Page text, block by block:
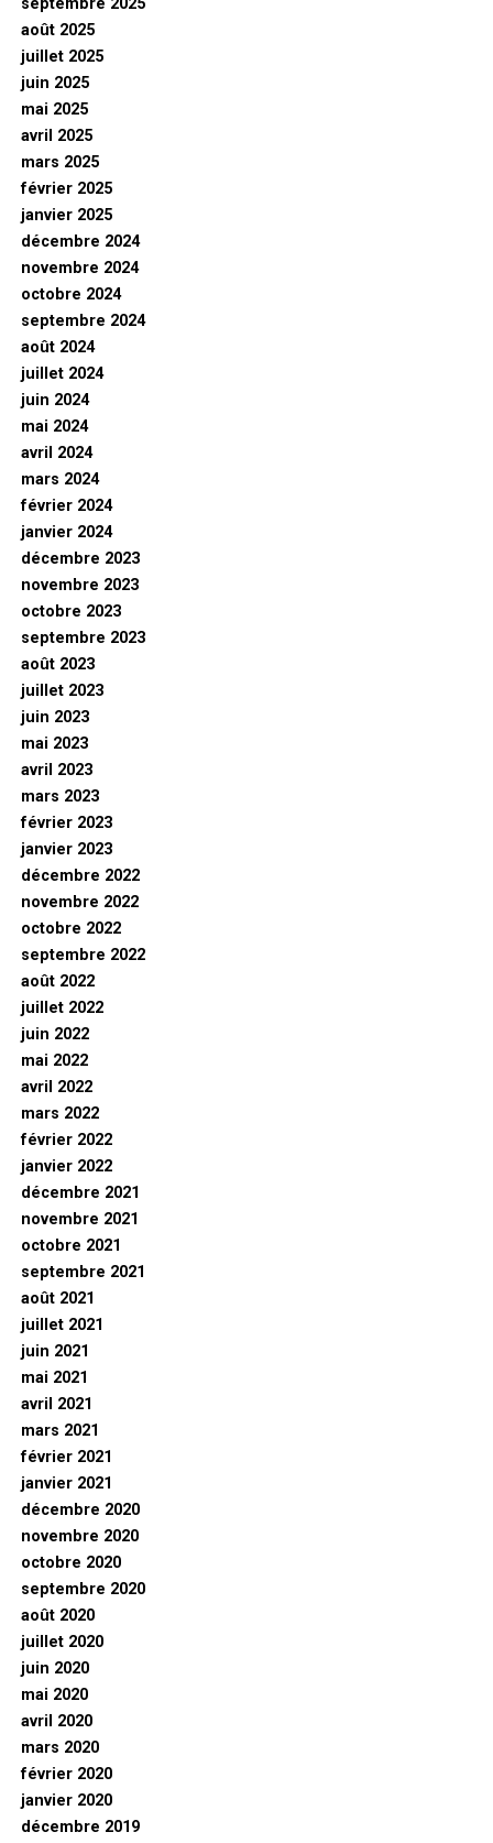
septembre 2025
août 2025
juillet 2025
juin 2025
mai 2025
avril 2025
mars 2025
février 2025
janvier 2025
décembre 2024
novembre 2024
octobre 2024
septembre 2024
août 2024
juillet 2024
juin 2024
mai 2024
avril 2024
mars 2024
février 2024
janvier 2024
décembre 2023
novembre 2023
octobre 2023
septembre 2023
août 2023
juillet 2023
juin 2023
mai 2023
avril 2023
mars 2023
février 2023
janvier 2023
décembre 2022
novembre 2022
octobre 2022
septembre 2022
août 2022
juillet 2022
juin 2022
mai 2022
avril 2022
mars 2022
février 2022
janvier 2022
décembre 2021
novembre 2021
octobre 2021
septembre 2021
août 2021
juillet 2021
juin 2021
mai 2021
avril 2021
mars 2021
février 2021
janvier 2021
décembre 2020
novembre 2020
octobre 2020
septembre 2020
août 2020
juillet 2020
juin 2020
mai 2020
avril 2020
mars 2020
février 2020
janvier 2020
décembre 2019